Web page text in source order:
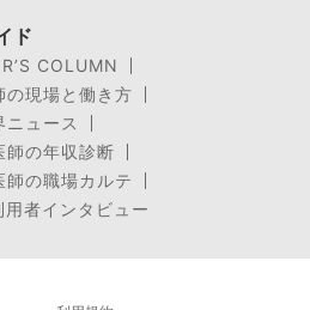
ド
COLUMN
の現場と働き方
ニュース
師の年収診断
師の職場カルテ
者インタビュー